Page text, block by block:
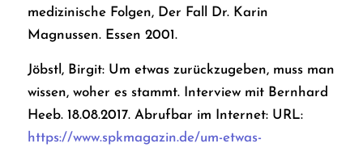
medizinische Folgen, Der Fall Dr. Karin
Magnussen. Essen 2001.
Jöbstl, Birgit: Um etwas zurückzugeben, muss man
wissen, woher es stammt. Interview mit Bernhard
Heeb. 18.08.2017. Abrufbar im Internet: URL:
https://www.spkmagazin.de/um-etwas-